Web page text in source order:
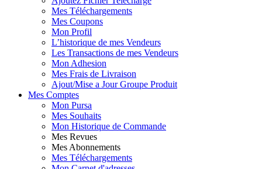
Mes Téléchargements
Mes Coupons
Mon Profil
L’historique de mes Vendeurs
Les Transactions de mes Vendeurs
Mon Adhesion
Mes Frais de Livraison
Ajout/Mise a Jour Groupe Produit
Mes Comptes
Mon Pursa
Mes Souhaits
Mon Historique de Commande
Mes Revues
Mes Abonnements
Mes Téléchargements